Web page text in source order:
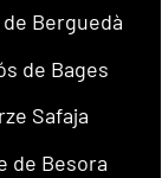
de Berguedà
de Bages
Safaja
de Besora